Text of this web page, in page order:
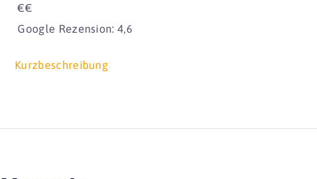
€€
Google Rezension: 4,6
Kurzbeschreibung